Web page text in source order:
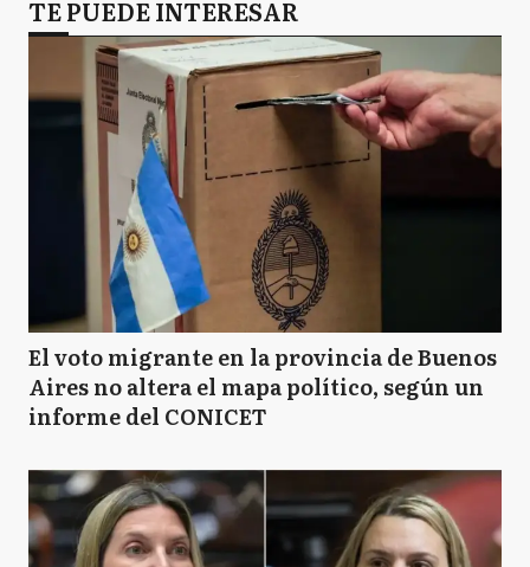
TE PUEDE INTERESAR
El voto migrante en la provincia de Buenos
Aires no altera el mapa político, según un
informe del CONICET